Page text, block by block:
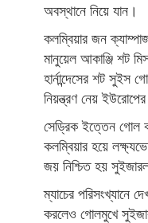
অবস্থানে নিয়ে যান।
কলম্বিয়ার জন
মানুয়েল আকাঞ্জি শট
হার্নান্দেসের শট সুইস
নিয়ন্ত্রণ নেয়
সেড্রিক ইত্তেন গোল
কলম্বিয়ার হয়ে
জয় নিশ্চিত হয়
ম্যাচের পরিসংখ্যানে
করলেও গোলমুখে